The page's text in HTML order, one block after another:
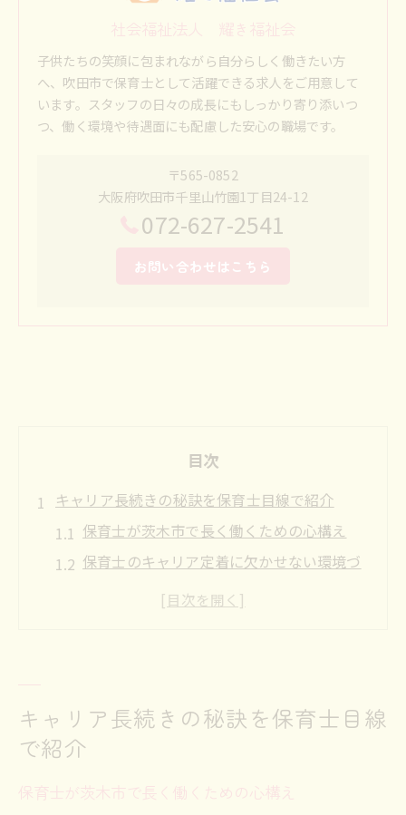
社会福祉法人 耀き福祉会
子供たちの笑顔に包まれながら自分らしく働きたい方
へ、吹田市で保育士として活躍できる求人をご用意して
います。スタッフの日々の成長にもしっかり寄り添いつ
つ、働く環境や待遇面にも配慮した安心の職場です。
〒565-0852
大阪府吹田市千里山竹園1丁目24-12
072-627-2541
お問い合わせはこちら
目次
キャリア長続きの秘訣を保育士目線で紹介
保育士が茨木市で長く働くための心構え
保育士のキャリア定着に欠かせない環境づ
影響力を高める保育士の実践スキルとは
保育士が現場で影響力を発揮する秘訣
術
キャリア長続きの秘訣を保育士目線
で紹介
保育士が茨木市で長く働くための心構え